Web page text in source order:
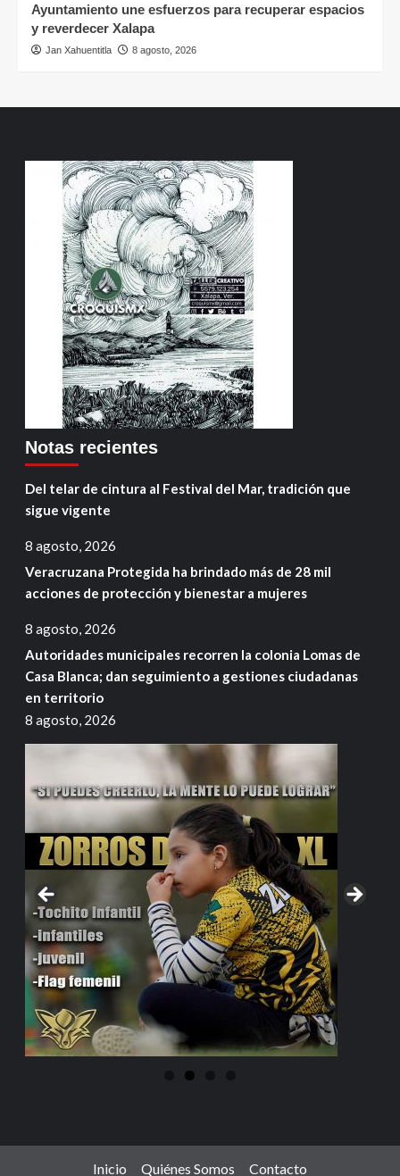
Ayuntamiento une esfuerzos para recuperar espacios
y reverdecer Xalapa
Jan Xahuentitla 8 agosto, 2026
Notas recientes
Del telar de cintura al Festival del Mar, tradición que
sigue vigente
8 agosto, 2026
Veracruzana Protegida ha brindado más de 28 mil
acciones de protección y bienestar a mujeres
8 agosto, 2026
Autoridades municipales recorren la colonia Lomas de
Casa Blanca; dan seguimiento a gestiones ciudadanas
en territorio
8 agosto, 2026
Inicio Quiénes Somos Contacto